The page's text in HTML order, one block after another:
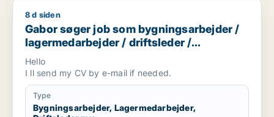
Gabor søger job som bygningsarbejder /
8 d siden
Gabor søger job som bygningsarbejder /
lagermedarbejder / driftsleder /
ungarbejder / ufaglært
Hello
I ll send my CV by e-mail if needed.
Type
Bygningsarbejder, Lagermedarbejder,